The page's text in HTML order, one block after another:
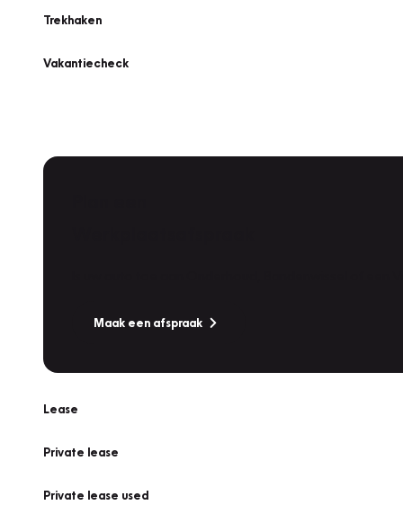
Trekhaken
Vakantiecheck
Maak een afspraak
Lease
Private lease
Private lease used